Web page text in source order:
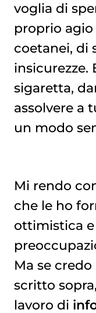
voglia di
proprio
coetanei, di
insicurezze.
sigaretta,
assolvere a
un modo
Mi rendo
che le ho
ottimistica e
Ma se
scritto
lavoro di